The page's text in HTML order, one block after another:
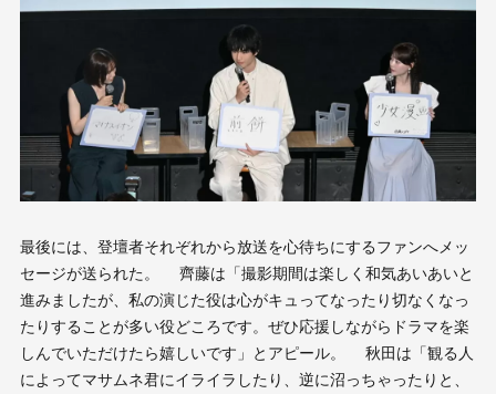
最後には、登壇者それぞれから放送を心待ちにするファンへメッ
セージが送られた。 齊藤は「撮影期間は楽しく和気あいあいと
進みましたが、私の演じた役は心がキュってなったり切なくなっ
たりすることが多い役どころです。ぜひ応援しながらドラマを楽
しんでいただけたら嬉しいです」とアピール。 秋田は「観る人
によってマサムネ君にイライラしたり、逆に沼っちゃったりと、